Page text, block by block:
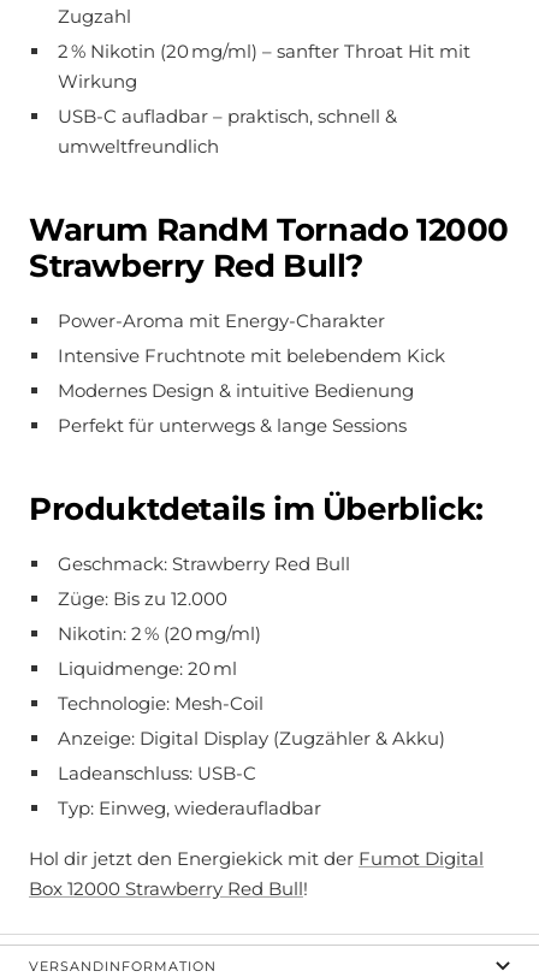
Zugzahl
2 % Nikotin (20 mg/ml) – sanfter Throat Hit mit
Wirkung
USB-C aufladbar – praktisch, schnell &
umweltfreundlich
Warum RandM Tornado 12000
Strawberry Red Bull?
Power-Aroma mit Energy-Charakter
Intensive Fruchtnote mit belebendem Kick
Modernes Design & intuitive Bedienung
Perfekt für unterwegs & lange Sessions
Produktdetails im Überblick:
Geschmack: Strawberry Red Bull
Züge: Bis zu 12.000
Nikotin: 2 % (20 mg/ml)
Liquidmenge: 20 ml
Technologie: Mesh-Coil
Anzeige: Digital Display (Zugzähler & Akku)
Ladeanschluss: USB-C
Typ: Einweg, wiederaufladbar
Hol dir jetzt den Energiekick mit der Fumot Digital
Box 12000 Strawberry Red Bull!
VERSANDINFORMATION